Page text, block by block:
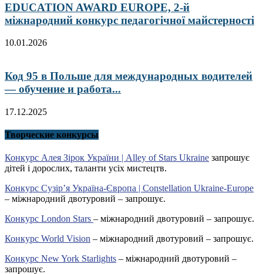
EDUCATION AWARD EUROPE, 2-й
міжнародний конкурс педагогічної майстерності
10.01.2026
Код 95 в Польше для международных водителей
— обучение и работа...
17.12.2025
Творческие конкурсы
Конкурс Алея Зірок України | Alley of Stars Ukraine запрошує
дітей і дорослих, таланти усіх мистецтв.
Конкурс Сузір’я Україна-Європа | Constellation Ukraine-Europe
– міжнародний двотуровий – запрошує.
Конкурс London Stars – міжнародний двотуровий – запрошує.
Конкурс World Vision – міжнародний двотуровий – запрошує.
Конкурс New York Starlights – міжнародний двотуровий –
запрошує.